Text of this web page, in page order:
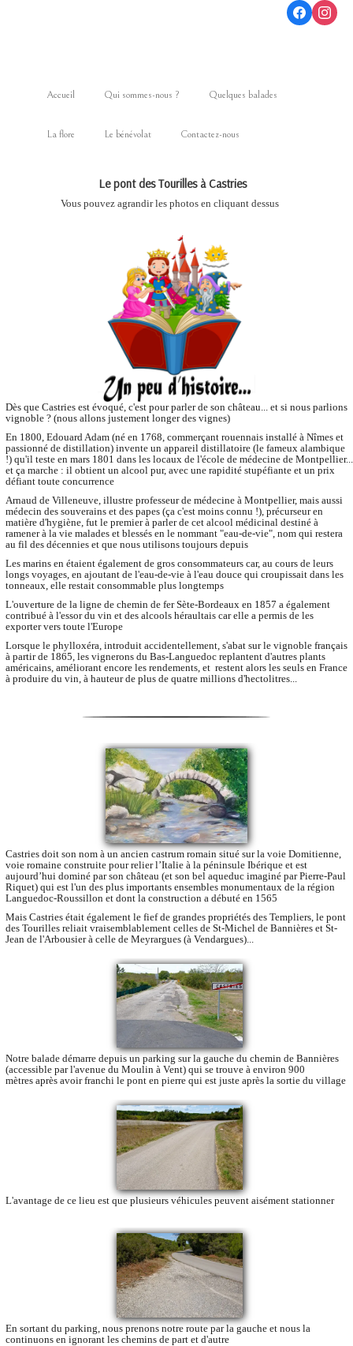
Accueil Qui sommes-nous ? Quelques balades
La flore Le bénévolat Contactez-nous
Le pont des Tourilles à Castries
Vous pouvez agrandir les photos en cliquant dessus
Dès que Castries est évoqué, c'est pour parler de son château... et si nous parlions
vignoble ? (nous allons justement longer des vignes)
En 1800, Edouard Adam (né en 1768, commerçant rouennais installé à Nîmes et
passionné de distillation) invente un appareil distillatoire (le fameux alambique
!) qu'il teste en mars 1801 dans les locaux de l'école de médecine de Montpellier...
et ça marche : il obtient un alcool pur, avec une rapidité stupéfiante et un prix
défiant toute concurrence
Arnaud de Villeneuve, illustre professeur de médecine à Montpellier, mais aussi
médecin des souverains et des papes (ça c'est moins connu !), précurseur en
matière d'hygiène, fut le premier à parler de cet alcool médicinal destiné à
ramener à la vie malades et blessés en le nommant "eau-de-vie", nom qui restera
au fil des décennies et que nous utilisons toujours depuis
Les marins en étaient également de gros consommateurs car, au cours de leurs
longs voyages, en ajoutant de l'eau-de-vie à l'eau douce qui croupissait dans les
tonneaux, elle restait consommable plus longtemps
L'ouverture de la ligne de chemin de fer Sète-Bordeaux en 1857 a également
contribué à l'essor du vin et des alcools héraultais car elle a permis de les
exporter vers toute l'Europe
Lorsque le phylloxéra, introduit accidentellement, s'abat sur le vignoble français
à partir de 1865, les vignerons du Bas-Languedoc replantent d'autres plants
américains, améliorant encore les rendements, et restent alors les seuls en France
à produire du vin, à hauteur de plus de quatre millions d'hectolitres...
Castries doit son nom à un ancien castrum romain situé sur la voie Domitienne,
voie romaine construite pour relier l’Italie à la péninsule Ibérique et est
aujourd’hui dominé par son château (et son bel aqueduc imaginé par Pierre-Paul
Riquet) qui est l'un des plus importants ensembles monumentaux de la région
Languedoc-Roussillon et dont la construction a débuté en 1565
Mais Castries était également le fief de grandes propriétés des Templiers, le pont
des Tourilles reliait vraisemblablement celles de St-Michel de Bannières et St-
Jean de l'Arbousier à celle de Meyrargues (à Vendargues)...
Notre balade démarre depuis un parking sur la gauche du chemin de Bannières
(accessible par l'avenue du Moulin à Vent) qui se trouve à environ 900
mètres après avoir franchi le pont en pierre qui est juste après la sortie du village
L'avantage de ce lieu est que plusieurs véhicules peuvent aisément stationner
En sortant du parking, nous prenons notre route par la gauche et nous la
continuons en ignorant les chemins de part et d'autre